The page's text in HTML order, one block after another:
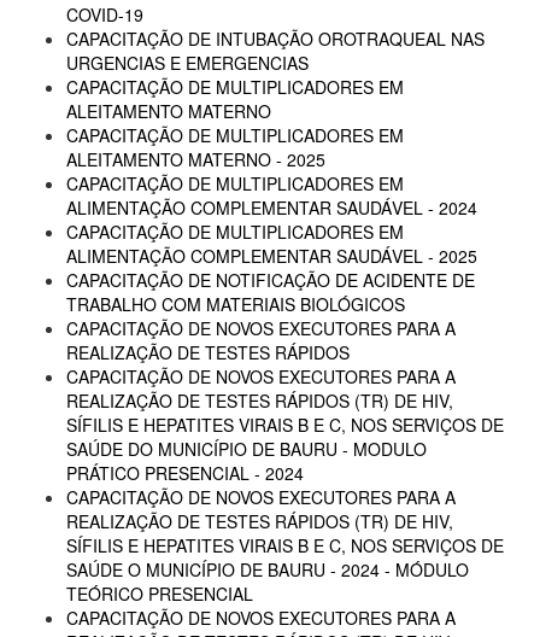
COVID-19
CAPACITAÇÃO DE INTUBAÇÃO OROTRAQUEAL NAS
URGENCIAS E EMERGENCIAS
CAPACITAÇÃO DE MULTIPLICADORES EM
ALEITAMENTO MATERNO
CAPACITAÇÃO DE MULTIPLICADORES EM
ALEITAMENTO MATERNO - 2025
CAPACITAÇÃO DE MULTIPLICADORES EM
ALIMENTAÇÃO COMPLEMENTAR SAUDÁVEL - 2024
CAPACITAÇÃO DE MULTIPLICADORES EM
ALIMENTAÇÃO COMPLEMENTAR SAUDÁVEL - 2025
CAPACITAÇÃO DE NOTIFICAÇÃO DE ACIDENTE DE
TRABALHO COM MATERIAIS BIOLÓGICOS
CAPACITAÇÃO DE NOVOS EXECUTORES PARA A
REALIZAÇÃO DE TESTES RÁPIDOS
CAPACITAÇÃO DE NOVOS EXECUTORES PARA A
REALIZAÇÃO DE TESTES RÁPIDOS (TR) DE HIV,
SÍFILIS E HEPATITES VIRAIS B E C, NOS SERVIÇOS DE
SAÚDE DO MUNICÍPIO DE BAURU - MODULO
PRÁTICO PRESENCIAL - 2024
CAPACITAÇÃO DE NOVOS EXECUTORES PARA A
REALIZAÇÃO DE TESTES RÁPIDOS (TR) DE HIV,
SÍFILIS E HEPATITES VIRAIS B E C, NOS SERVIÇOS DE
SAÚDE O MUNICÍPIO DE BAURU - 2024 - MÓDULO
TEÓRICO PRESENCIAL
CAPACITAÇÃO DE NOVOS EXECUTORES PARA A